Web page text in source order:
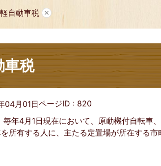
軽自動車税
車税
04月01日ページID : 820
毎年4月1日現在において、原動機付自転車
所有する人に、主たる定置場が所在する市